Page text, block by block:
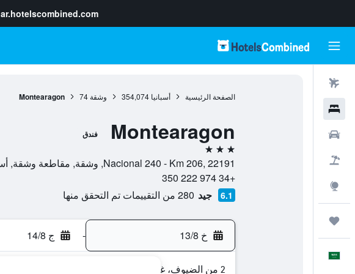
ar.hotelscombined.com
الصفحة الرئيسية أسبانيا 354,074 وشقة 74
Montearagon
Montearagon فندق
3 نجوم
Nacional 240 - Km 206, 22191, وشقة, مقاطعة وشقة, أسبانيا
+34 974 222 350
6.1 جيد 280 من التقييمات تم التحقق منها
خ 13/8 - ج 14/8
2 من الضيوف، غرفة واحدة